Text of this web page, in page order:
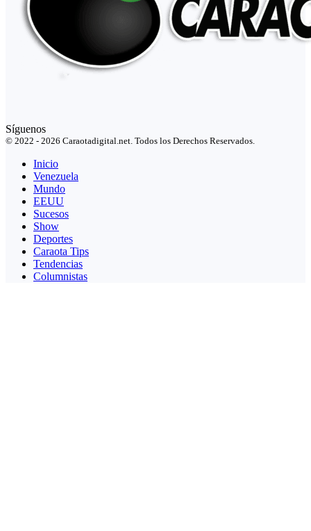
Síguenos
© 2022 - 2026 Caraotadigital.net. Todos los Derechos Reservados.
Inicio
Venezuela
Mundo
EEUU
Sucesos
Show
Deportes
Caraota Tips
Tendencias
Columnistas